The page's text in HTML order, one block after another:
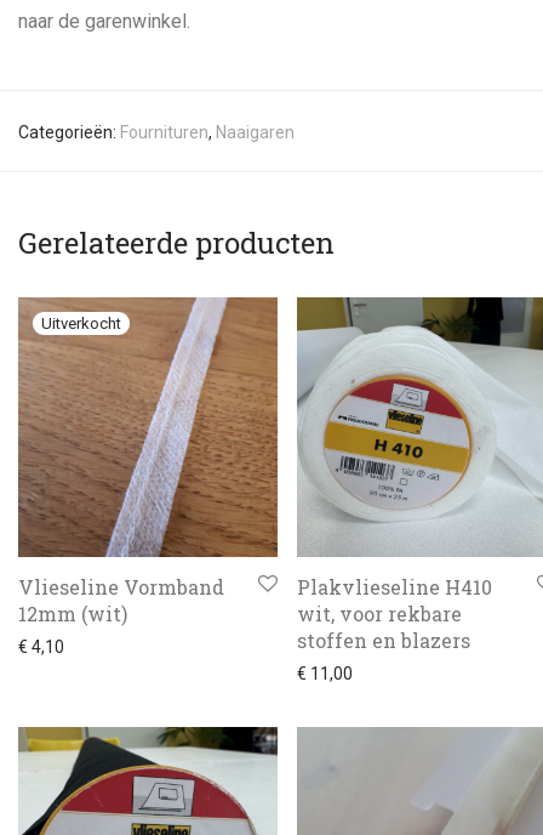
naar de garenwinkel.
Categorieën: Fournituren, Naaigaren
Gerelateerde producten
Vlieseline Vormband
12mm (wit)
€ 4,10
Plakvlieseline H410
wit, voor rekbare
stoffen en blazers
€ 11,00